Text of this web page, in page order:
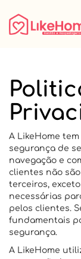
A LikeHome
segurança de
navegação e
clientes não
terceiros,
necessárias
pelos clientes.
fundamentais
segurança.
A LikeHome